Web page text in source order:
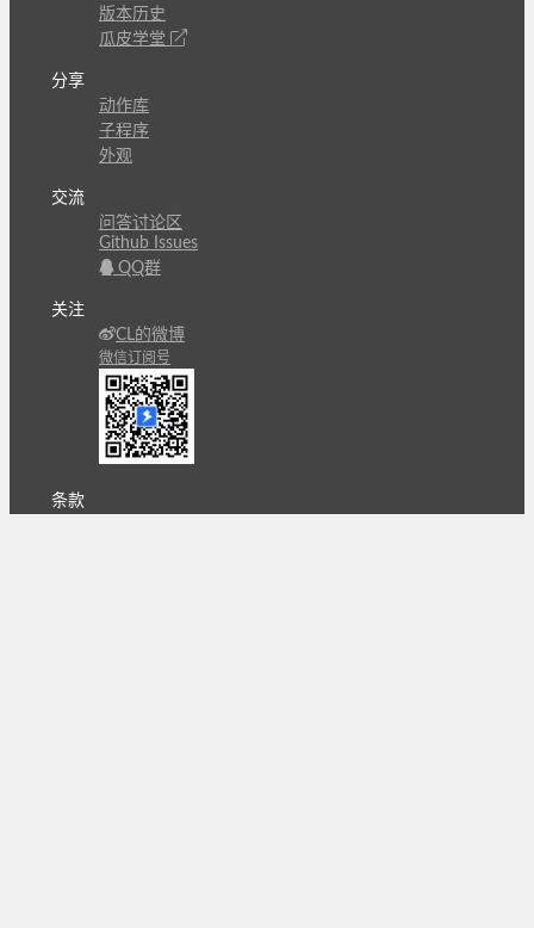
版本历史
瓜皮学堂
分享
动作库
子程序
外观
交流
问答讨论区
Github Issues
QQ群
关注
CL的微博
微信订阅号
条款